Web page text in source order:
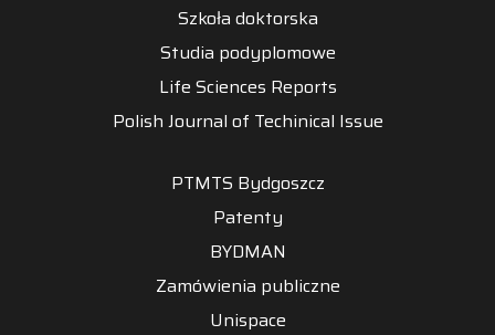
Szkoła doktorska
Studia podyplomowe
Life Sciences Reports
Polish Journal of Techinical Issue
PTMTS Bydgoszcz
Patenty
BYDMAN
Zamówienia publiczne
Unispace